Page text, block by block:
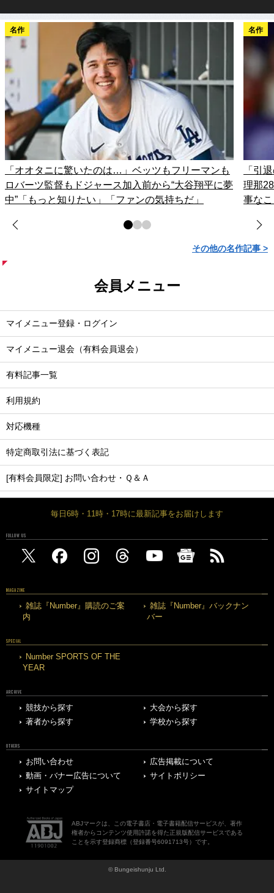
名作
「オオタニに驚いたのは…」ベッツもフリーマンも
ロバーツ監督もドジャース加入前から“大谷翔平に夢
中”「もっと知りたい」「ファンの気持ちだ」
名作
「引
理那
事な
その他の名作記事 >
会員メニュー
マイメニュー登録・ログイン
マイメニュー退会（有料会員退会）
有料記事一覧
利用規約
対応機種
特定商取引法に基づく表記
[有料会員限定] お問い合わせ・Ｑ＆Ａ
毎日6時・11時・17時に最新記事をお届けします
FOLLOW US
MAGAZINE
雑誌『Number』購読のご案
内
雑誌『Number』バックナン
バー
SPECIAL
Number SPORTS OF THE
YEAR
ARCHIVE
競技から探す
大会から探す
著者から探す
学校から探す
OTHERS
お問い合わせ
広告掲載について
動画・バナー広告について
サイトポリシー
サイトマップ
ABJマークは、この電子書店・電子書籍配信サービスが、著作
権者からコンテンツ使用許諾を得た正規版配信サービスである
ことを示す登録商標（登録番号6091713号）です。
© Bungeishunju Ltd.